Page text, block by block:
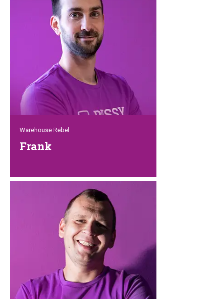
optimistisch und hilfsbereit ist. Er sorgt
dafür, dass du deinen Kratzbaum schnell
und zuverlässig bekommst. Wir arbeiten
sehr gerne mit ihm zusammen. Für unser
Team ist er von unschätzbarem Wert.
Warehouse Rebel
Frank
Tatkräftig und aufmerksam kümmert er
sich um alle ein- und ausgehenden
Waren. Als ehemaliger Profikicker triff
Frank jeden Tag an, um zu gewinnen.
Diese Siegermentalität ist genau das,
was wir uns bei Petrebels wünschen!